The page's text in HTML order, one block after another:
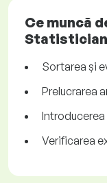
Ce muncă
Sortarea și
Prelucrarea
Verificarea